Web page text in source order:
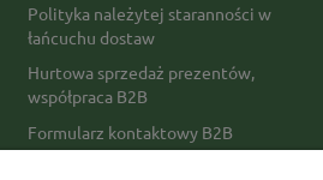
Polityka należytej staranności w
łańcuchu dostaw
Hurtowa sprzedaż prezentów,
współpraca B2B
Formularz kontaktowy B2B